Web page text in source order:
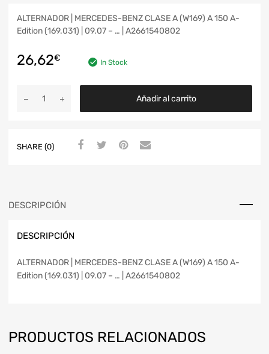
ALTERNADOR | MERCEDES-BENZ CLASE A (W169) A 150 A-
Edition (169.031) | 09.07 – … | A2661540802
26,62€ In Stock
Añadir al carrito
SHARE (0)
DESCRIPCIÓN
DESCRIPCIÓN
ALTERNADOR | MERCEDES-BENZ CLASE A (W169) A 150 A-
Edition (169.031) | 09.07 – … | A2661540802
PRODUCTOS RELACIONADOS